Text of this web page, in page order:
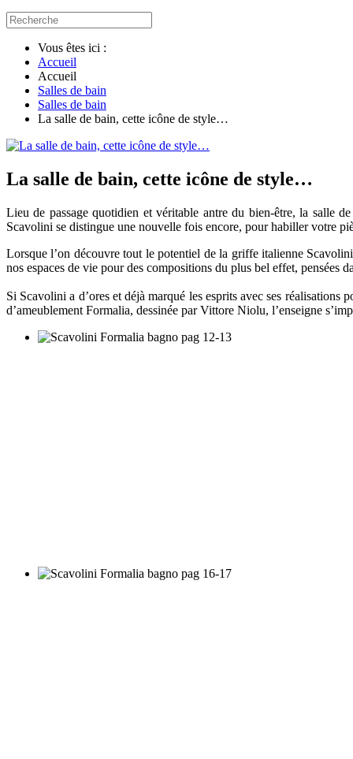
Vous êtes ici :
Accueil
Accueil
Salles de bain
Salles de bain
La salle de bain, cette icône de style…
La salle de bain, cette icône de style…
Lieu de passage quotidien et véritable antre du bien-être, la salle
Scavolini se distingue une nouvelle fois encore, pour habiller votre
Lorsque l’on découvre tout le potentiel de la griffe italienne
nos espaces de vie pour des compositions du plus bel effet, pensées
Si Scavolini a d’ores et déjà marqué les esprits avec ses
d’ameublement Formalia, dessinée par Vittore Niolu, l’enseigne